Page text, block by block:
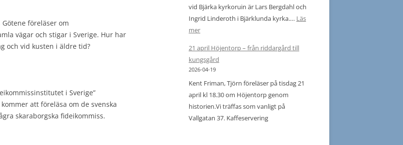
HÄNT 2017
föreläser om
vägar och stigar i Sverige. Hur har
och vid kusten i äldre tid?
i Sverige”
att föreläsa om de svenska
skaraborgska fideikommiss.
vid Bjärka kyrkoruin är Lars Bergdahl och
Ingrid Linderoth i Bjärklunda kyrka.… Läs
mer:
vid
Bjärka
och
Bjärklunda
kyrka
19
21 april Höjentorp – från riddargård till
kungsgård
2026-04-19
Kent Friman, Tjörn föreläser på tisdag 21
april kl 18.30 om Höjentorp genom
historien.Vi träffas som vanligt på
Vallgatan 37. Kaffeservering